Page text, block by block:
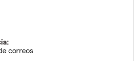
correos